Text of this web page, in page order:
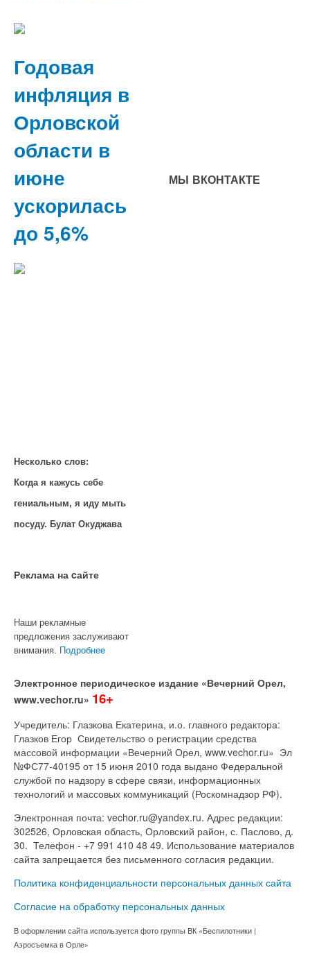
Годовая
инфляция в
Орловской
области в
июне
ускорилась
до 5,6%
Несколько слов:
Когда я кажусь себе
гениальным, я иду мыть
посуду. Булат Окуджава
Реклама на cайте
Наши рекламные
предложения заслуживают
внимания. Подробнее
МЫ ВКОНТАКТЕ
Электронное периодическое издание «Вечерний Орел,
www.vechor.ru» 16+
Учредитель: Глазкова Екатерина, и.о. главного редактора:
Глазков Егор Свидетельство о регистрации средства
массовой информации «Вечерний Орел, www.vechor.ru» Эл
№ФС77-40195 от 15 июня 2010 года выдано Федеральной
службой по надзору в сфере связи, информационных
технологий и массовых коммуникаций (Роскомнадзор РФ).
Электронная почта: vechor.ru@yandex.ru. Адрес редакции:
302526, Орловская область, Орловский район, с. Паслово, д.
30. Телефон - +7 991 410 48 49. Использование материалов
сайта запрещается без письменного согласия редакции.
Политика конфиденциальности персональных данных сайта
Согласие на обработку персональных данных
В оформлении сайта используется фото группы ВК «Беспилотники |
Аэросъемка в Орле»